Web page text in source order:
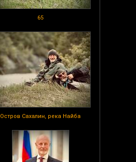
65
Остров Сахалин, река Найба